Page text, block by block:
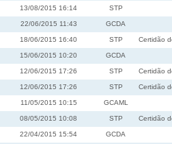
13/08/2015 16:14 STP
22/06/2015 11:43 GCDA
18/06/2015 16:40 STP Certidão
15/06/2015 10:20 GCDA
12/06/2015 17:26 STP Certidão
12/06/2015 17:26 STP Certidão
11/05/2015 10:15 GCAML
08/05/2015 10:08 STP Certidão
22/04/2015 15:54 GCDA